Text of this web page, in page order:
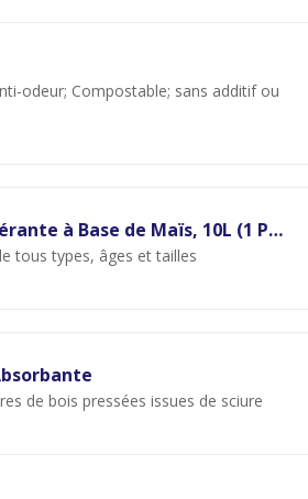
odeur; Compostable; sans additif ou
by Amazon Litière pour Chat Agglomérante à Base de Maïs, 10L (1 Paquet) (Anciennement sous la Marque Lifelong, Même Produit)
tous types, âges et tailles
de bois pressées issues de sciure